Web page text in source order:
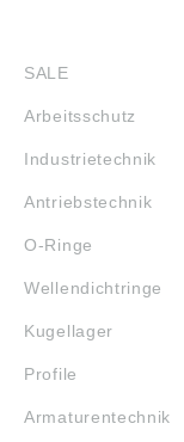
SALE
Arbeitsschutz
Industrietechnik
Antriebstechnik
O-Ringe
Wellendichtringe
Kugellager
Profile
Armaturentechnik